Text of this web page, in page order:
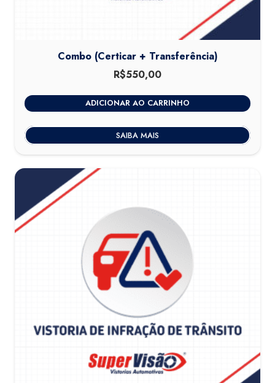
Combo (Certicar + Transferência)
R$550,00
ADICIONAR AO CARRINHO
SAIBA MAIS